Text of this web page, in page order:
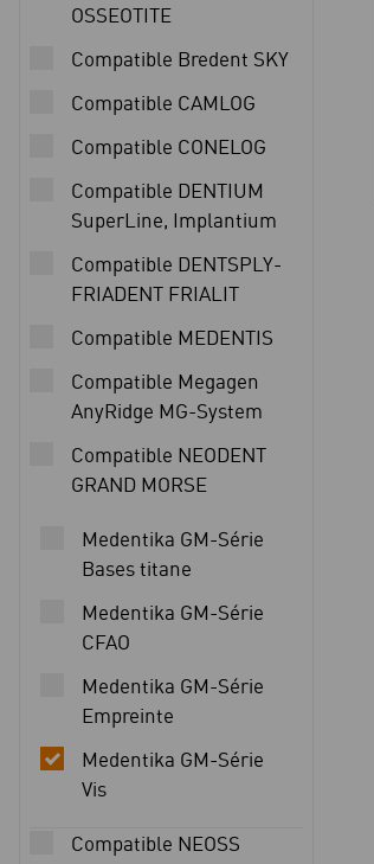
OSSEOTITE
Compatible Bredent SKY
Compatible CAMLOG
Compatible CONELOG
Compatible DENTIUM
SuperLine, Implantium
Compatible DENTSPLY-
FRIADENT FRIALIT
Compatible MEDENTIS
Compatible Megagen
AnyRidge MG-System
Compatible NEODENT
GRAND MORSE
Medentika GM-Série
Bases titane
Medentika GM-Série
CFAO
Medentika GM-Série
Empreinte
Medentika GM-Série
Vis
Compatible NEOSS